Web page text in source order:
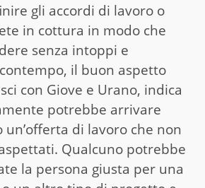
gli accordi di lavoro o
in cottura in modo che
senza intoppi e
il buon aspetto
con Giove e Urano, indica
potrebbe arrivare
di lavoro che non
Qualcuno potrebbe
la persona giusta per una